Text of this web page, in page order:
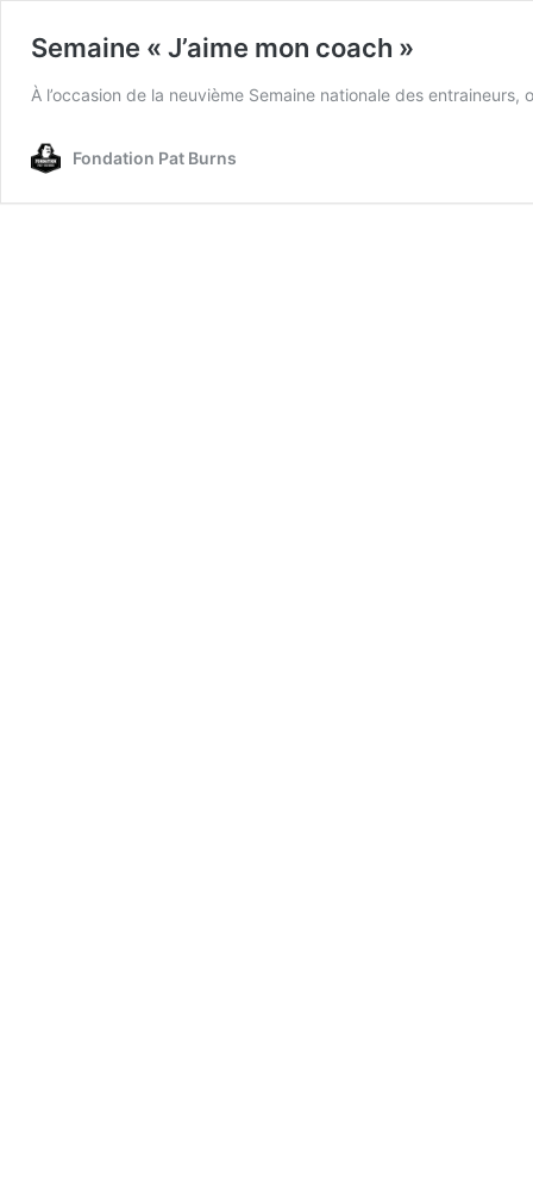
Semaine « J’aime mon coach »
À l’occasion de la neuvième Semaine nationale des
Fondation Pat Burns